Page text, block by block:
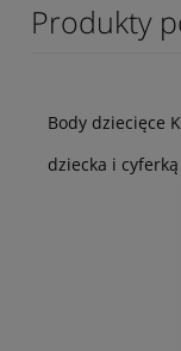
Produkty
Body dziecięce
dziecka i cyferką